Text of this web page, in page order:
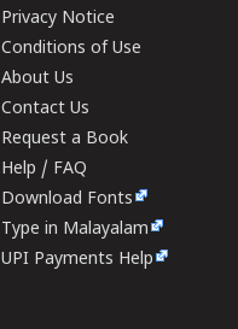
Privacy Notice
Conditions of Use
About Us
Contact Us
Request a Book
Help / FAQ
Download Fonts
Type in Malayalam
UPI Payments Help